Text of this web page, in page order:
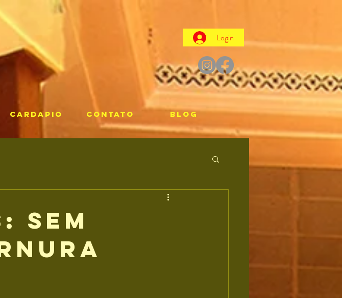
Login
CARDAPIO CONTATO Blog
sem